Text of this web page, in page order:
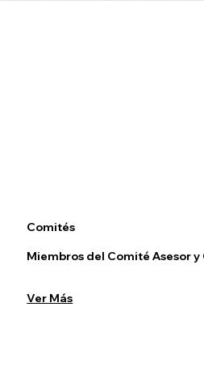
Comités
Miembros del Comité Asesor
Ver Más